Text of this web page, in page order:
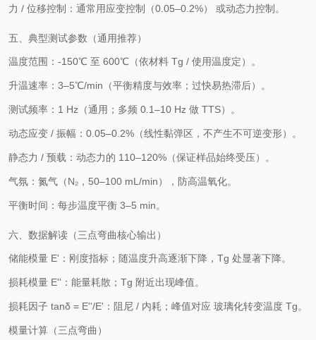
力 / 位移控制：通常用应变控制（0.05–0.2%） 或动态力控制。
五、典型测试参数（通用推荐）
温度范围：-150℃ 至 600℃（依材料 Tg / 使用温度定）。
升温速率：3–5℃/min（平衡精度与效率；过快易热滞后）。
测试频率：1 Hz（通用；多频 0.1–10 Hz 做 TTS）。
动态应变 / 振幅：0.05–0.2%（线性黏弹区，不产生不可逆变形）。
静态力 / 预载：动态力的 110–120%（保证样品始终受压）。
气氛：氮气（N₂，50–100 mL/min），防高温氧化。
平衡时间：每步温度平衡 3–5 min。
六、数据解读（三点弯曲核心输出）
储能模量 E'：刚度指标；随温度升高逐渐下降，Tg 处显著下降。
损耗模量 E''：能量耗散；Tg 附近出现峰值。
损耗因子 tanδ = E''/E'：阻尼 / 内耗；峰值对应 玻璃化转变温度 Tg。
模量计算（三点弯曲）